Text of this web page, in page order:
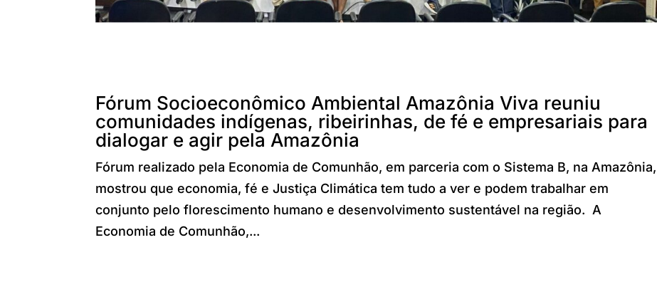
Fórum Socioeconômico Ambiental Amazônia Viva reuniu
comunidades indígenas, ribeirinhas, de fé e empresariais para
dialogar e agir pela Amazônia
Fórum realizado pela Economia de Comunhão, em parceria com o Sistema B, na Amazônia,
mostrou que economia, fé e Justiça Climática tem tudo a ver e podem trabalhar em
conjunto pelo florescimento humano e desenvolvimento sustentável na região. A
Economia de Comunhão,...